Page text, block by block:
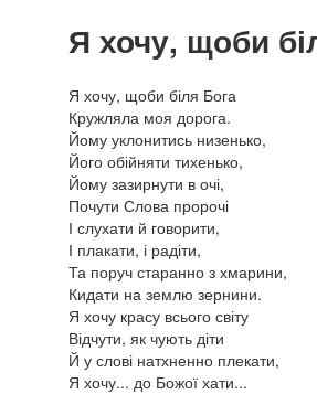
Я хочу, щоби
Я хочу, щоби біля Бога
Кружляла моя дорога.
Йому уклонитись низенько,
Його обійняти тихенько,
Йому зазирнути в очі,
Почути Слова пророчі
І слухати й говорити,
І плакати, і радіти,
Та поруч старанно з хмарини,
Кидати на землю зернини.
Я хочу красу всього світу
Відчути, як чують діти
Й у слові натхненно плекати,
Я хочу... до Божої хати...